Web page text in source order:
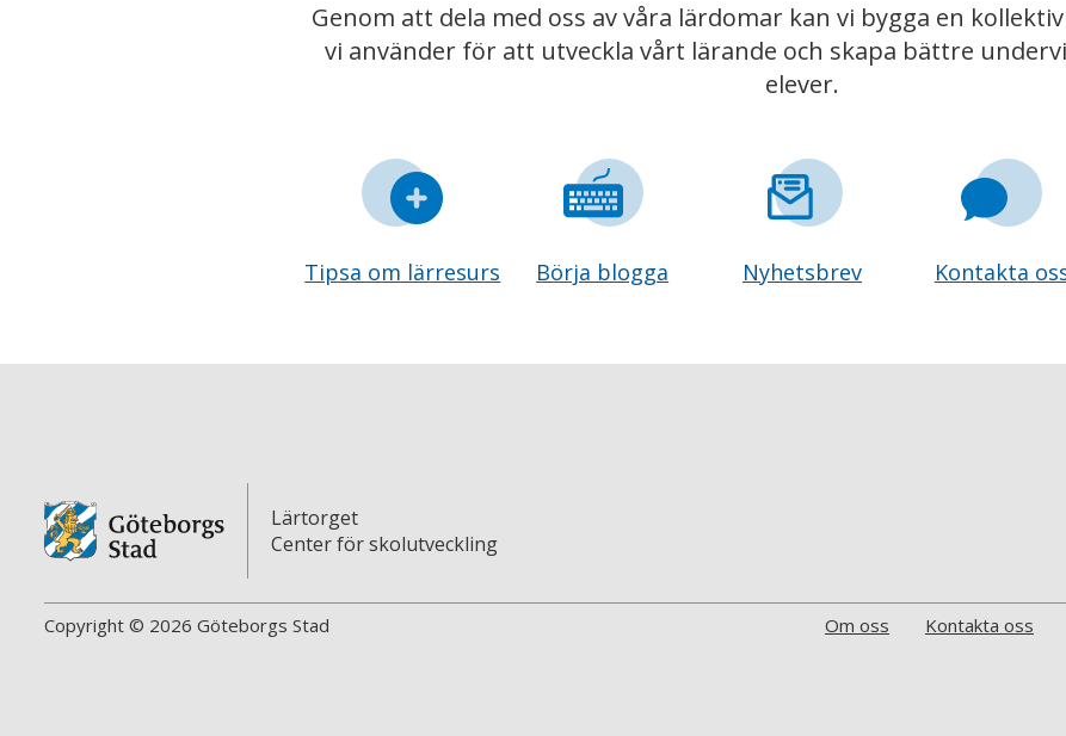
Genom att dela med oss av våra lärdomar kan vi bygga en
vi använder för att utveckla vårt lärande och skapa bättre
elever.
Tipsa om lärresurs Börja blogga Nyhetsbrev Kontakta
Lärtorget
Center för skolutveckling
Copyright © 2026 Göteborgs Stad Om oss Kontakta oss